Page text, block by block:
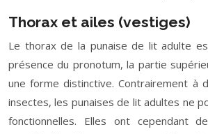
Thorax et ailes (vestiges)
Le thorax de la punaise de lit adulte
présence du pronotum, la partie
une forme distinctive. Contrairement à
insectes, les punaises de lit adultes ne
fonctionnelles. Elles ont cependant